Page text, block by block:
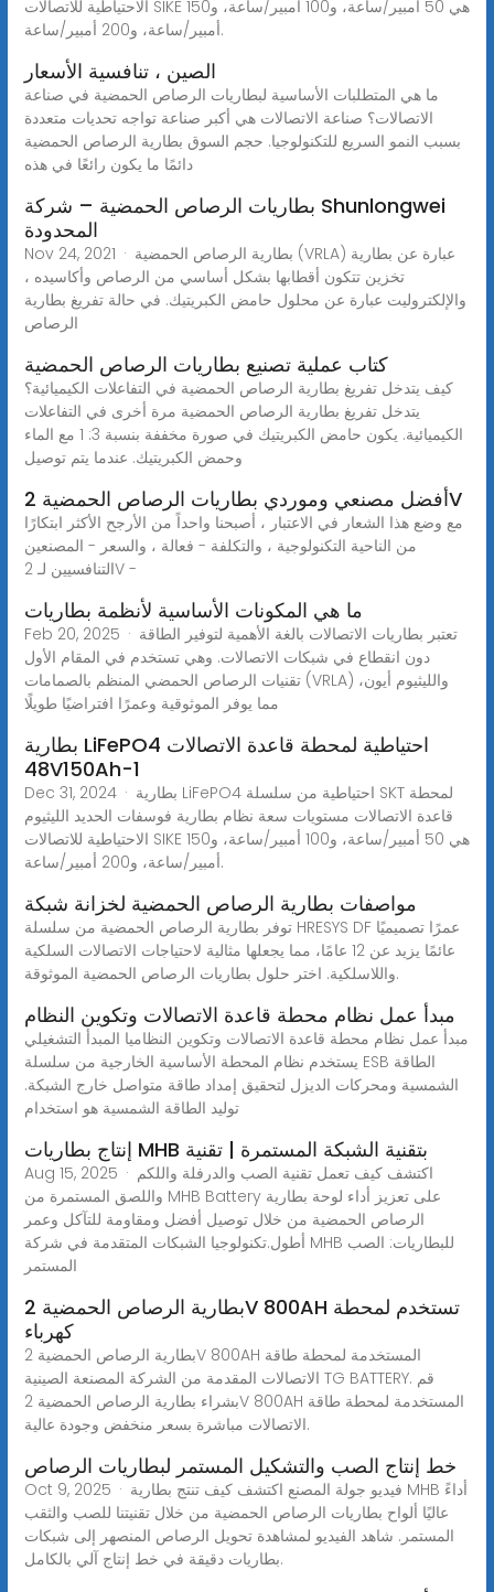
الاحتياطية للاتصالات SIKE هي 50 أمبير/ساعة، و100 أمبير/ساعة، و150
أمبير/ساعة، و200 أمبير/ساعة.
الصين ، تنافسية الأسعار
ما هي المتطلبات الأساسية لبطاريات الرصاص الحمضية في صناعة
الاتصالات؟ صناعة الاتصالات هي أكبر صناعة تواجه تحديات متعددة
بسبب النمو السريع للتكنولوجيا. حجم السوق بطارية الرصاص الحمضية
دائمًا ما يكون رائعًا في هذه
بطاريات الرصاص الحمضية – شركة Shunlongwei
المحدودة
Nov 24, 2021 · بطارية الرصاص الحمضية (VRLA) عبارة عن بطارية
تخزين تتكون أقطابها بشكل أساسي من الرصاص وأكاسيده ،
والإلكتروليت عبارة عن محلول حامض الكبريتيك. في حالة تفريغ بطارية
الرصاص
كتاب عملية تصنيع بطاريات الرصاص الحمضية
كيف يتدخل تفريغ بطارية الرصاص الحمضية في التفاعلات الكيميائية؟
يتدخل تفريغ بطارية الرصاص الحمضية مرة أخرى في التفاعلات
الكيميائية. يكون حامض الكبريتيك في صورة مخففة بنسبة 3: 1 مع الماء
وحمض الكبريتيك. عندما يتم توصيل
أفضل مصنعي وموردي بطاريات الرصاص الحمضية 2V
مع وضع هذا الشعار في الاعتبار ، أصبحنا واحداً من الأرجح الأكثر ابتكارًا
من الناحية التكنولوجية ، والتكلفة - فعالة ، والسعر - المصنعين
التنافسيين لـ 2V -
ما هي المكونات الأساسية لأنظمة بطاريات
Feb 20, 2025 · تعتبر بطاريات الاتصالات بالغة الأهمية لتوفير الطاقة
دون انقطاع في شبكات الاتصالات. وهي تستخدم في المقام الأول
تقنيات الرصاص الحمضي المنظم بالصمامات (VRLA) والليثيوم أيون،
مما يوفر الموثوقية وعمرًا افتراضيًا طويلًا
بطارية LiFePO4 احتياطية لمحطة قاعدة الاتصالات
48V150Ah-1
Dec 31, 2024 · بطارية LiFePO4 احتياطية من سلسلة SKT لمحطة
قاعدة الاتصالات مستويات سعة نظام بطارية فوسفات الحديد الليثيوم
الاحتياطية للاتصالات SIKE هي 50 أمبير/ساعة، و100 أمبير/ساعة، و150
أمبير/ساعة، و200 أمبير/ساعة.
مواصفات بطارية الرصاص الحمضية لخزانة شبكة
توفر بطارية الرصاص الحمضية من سلسلة HRESYS DF عمرًا تصميميًا
عائمًا يزيد عن 12 عامًا، مما يجعلها مثالية لاحتياجات الاتصالات السلكية
واللاسلكية. اختر حلول بطاريات الرصاص الحمضية الموثوقة.
مبدأ عمل نظام محطة قاعدة الاتصالات وتكوين النظام
مبدأ عمل نظام محطة قاعدة الاتصالات وتكوين النظاميا المبدأ التشغيلي
يستخدم نظام المحطة الأساسية الخارجية من سلسلة ESB الطاقة
الشمسية ومحركات الديزل لتحقيق إمداد طاقة متواصل خارج الشبكة.
توليد الطاقة الشمسية هو استخدام
إنتاج بطاريات MHB بتقنية الشبكة المستمرة | تقنية
Aug 15, 2025 · اكتشف كيف تعمل تقنية الصب والدرفلة واللكم
واللصق المستمرة من MHB Battery على تعزيز أداء لوحة بطارية
الرصاص الحمضية من خلال توصيل أفضل ومقاومة للتآكل وعمر
أطول.تكنولوجيا الشبكات المتقدمة في شركة MHB للبطاريات: الصب
المستمر
بطارية الرصاص الحمضية 2V 800AH تستخدم لمحطة
كهرباء
بطارية الرصاص الحمضية 2V 800AH المستخدمة لمحطة طاقة
الاتصالات المقدمة من الشركة المصنعة الصينية TG BATTERY. قم
بشراء بطارية الرصاص الحمضية 2V 800AH المستخدمة لمحطة طاقة
الاتصالات مباشرة بسعر منخفض وجودة عالية.
خط إنتاج الصب والتشكيل المستمر لبطاريات الرصاص
Oct 9, 2025 · فيديو جولة المصنع اكتشف كيف تنتج بطارية MHB أداءً
عاليًا ألواح بطاريات الرصاص الحمضية من خلال تقنيتنا للصب والثقب
المستمر. شاهد الفيديو لمشاهدة تحويل الرصاص المنصهر إلى شبكات
بطاريات دقيقة في خط إنتاج آلي بالكامل.